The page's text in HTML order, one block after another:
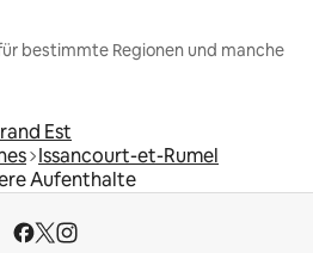
bestimmte Regionen und manche
Est
Issancourt-et-Rumel
Aufenthalte